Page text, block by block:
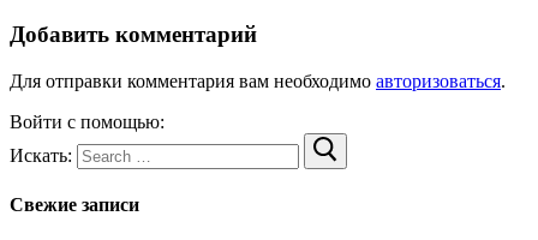
Добавить комментарий
Для отправки комментария вам необходимо авторизоваться.
Войти с помощью:
Искать:
Свежие записи